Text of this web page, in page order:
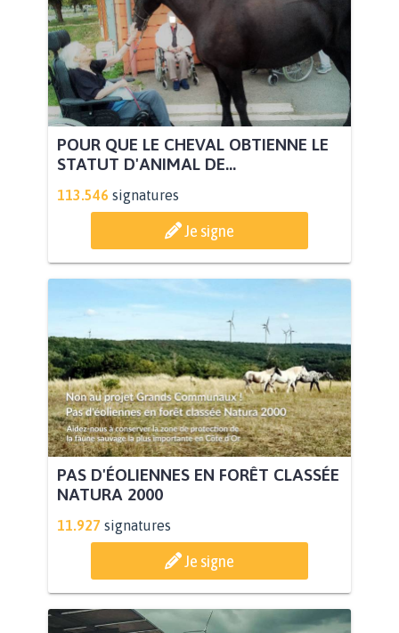
POUR QUE LE CHEVAL OBTIENNE LE
STATUT D'ANIMAL DE...
113.546 signatures
Je signe
PAS D'ÉOLIENNES EN FORÊT CLASSÉE
NATURA 2000
11.927 signatures
Je signe